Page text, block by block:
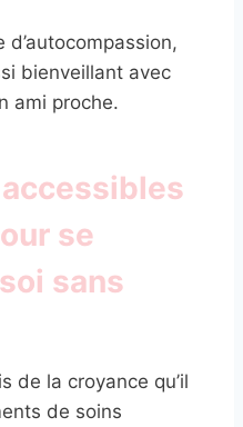
bienveillant avec
ami proche.
se
sans
de la croyance qu’il
de soins